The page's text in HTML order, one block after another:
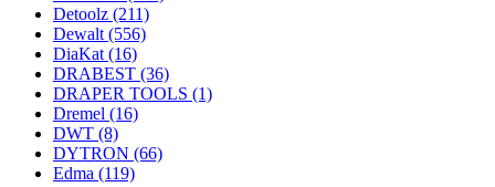
Detoolz (211)
Dewalt (556)
DiaKat (16)
DRABEST (36)
DRAPER TOOLS (1)
Dremel (16)
DWT (8)
DYTRON (66)
Edma (119)